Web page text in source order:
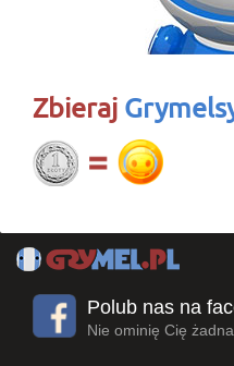
Zbieraj
Polub nas na
Nie ominię Cię